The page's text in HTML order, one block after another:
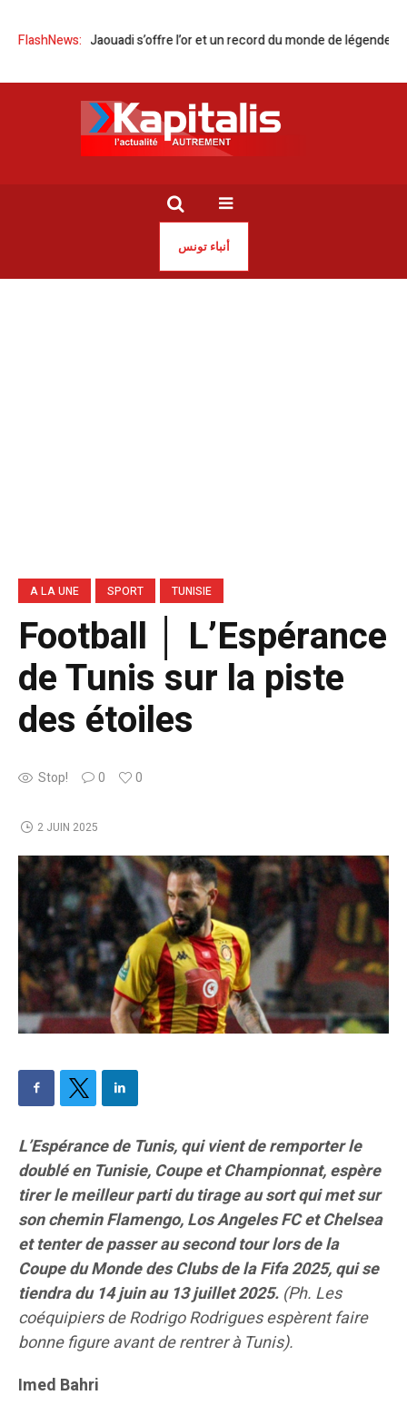
FlashNews:
| Ahmed Jaouadi s’offre l’or et un record du monde de légende en
أنباء تونس
A LA UNE SPORT TUNISIE
Football │ L’Espérance
de Tunis sur la piste
des étoiles
Stop! 0 0
2 JUIN 2025
L’Espérance de Tunis, qui vient de remporter le
doublé en Tunisie, Coupe et Championnat, espère
tirer le meilleur parti du tirage au sort qui met sur
son chemin Flamengo, Los Angeles FC et Chelsea
et tenter de passer au second tour lors de la
Coupe du Monde des Clubs de la Fifa 2025, qui se
tiendra du 14 juin au 13 juillet 2025. (Ph. Les
coéquipiers de Rodrigo Rodrigues espèrent faire
bonne figure avant de rentrer à Tunis).
Imed Bahri